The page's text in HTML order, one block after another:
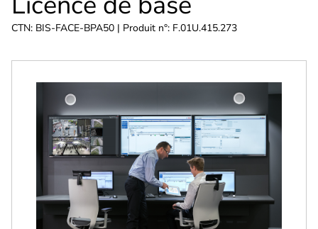
navigation
CTN: BIS-FACE-BPA50 | Produit n°: F.01U.415.273